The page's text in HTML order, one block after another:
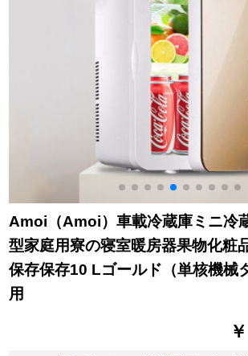
Amoi（Amoi）車載冷蔵庫ミニ冷
型家庭用寮の寝室暖房器果物化粧
保存保存10 Lゴールド（単核機械
用